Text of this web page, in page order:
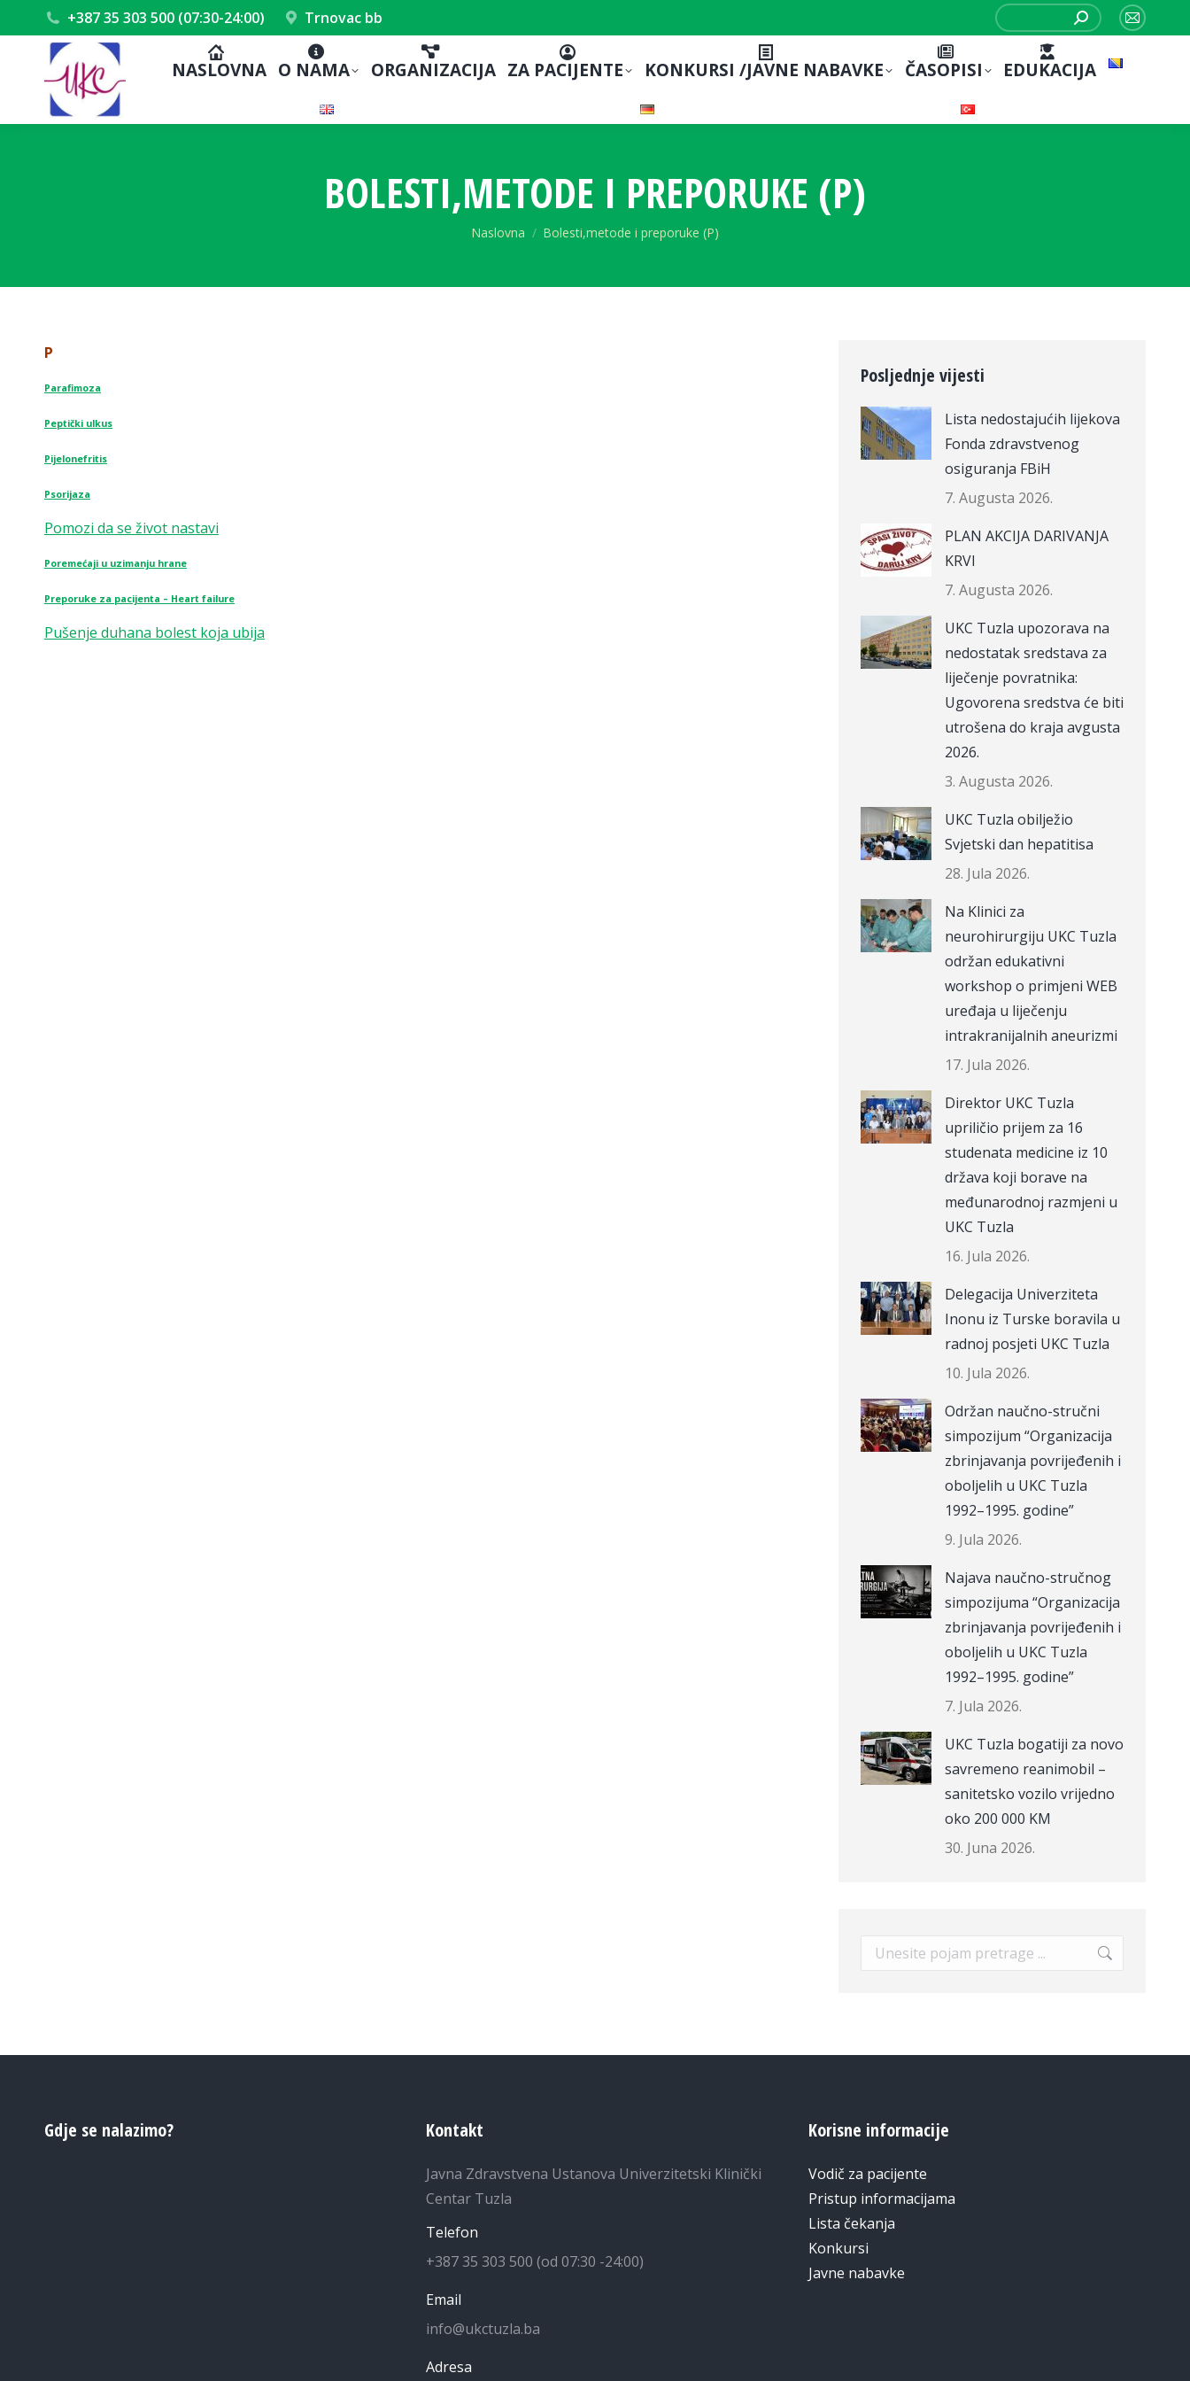
+387 35 303 500 (07:30-24:00) Trnovac bb
Search:
Mail
NASLOVNA O NAMA ORGANIZACIJA ZA PACIJENTE KONKURSI /JAVNE NABAVKE ČASOPISI EDUKACIJA
BOLESTI,METODE I PREPORUKE (P)
You are here:
Naslovna Bolesti,metode i preporuke (P)
P
Parafimoza
Peptički ulkus
Pijelonefritis
Psorijaza
Pomozi da se život nastavi
Poremećaji u uzimanju hrane
Preporuke za pacijenta – Heart failure
Pušenje duhana bolest koja ubija
Posljednje vijesti
Lista nedostajućih lijekova
Fonda zdravstvenog
osiguranja FBiH
7. Augusta 2026.
PLAN AKCIJA DARIVANJA
KRVI
7. Augusta 2026.
UKC Tuzla upozorava na
nedostatak sredstava za
liječenje povratnika:
Ugovorena sredstva će biti
utrošena do kraja avgusta
2026.
3. Augusta 2026.
UKC Tuzla obilježio
Svjetski dan hepatitisa
28. Jula 2026.
Na Klinici za
neurohirurgiju UKC Tuzla
održan edukativni
workshop o primjeni WEB
uređaja u liječenju
intrakranijalnih aneurizmi
17. Jula 2026.
Direktor UKC Tuzla
upriličio prijem za 16
studenata medicine iz 10
država koji borave na
međunarodnoj razmjeni u
UKC Tuzla
16. Jula 2026.
Delegacija Univerziteta
Inonu iz Turske boravila u
radnoj posjeti UKC Tuzla
10. Jula 2026.
Održan naučno-stručni
simpozijum “Organizacija
zbrinjavanja povrijeđenih i
oboljelih u UKC Tuzla
1992–1995. godine”
9. Jula 2026.
Najava naučno-stručnog
simpozijuma “Organizacija
zbrinjavanja povrijeđenih i
oboljelih u UKC Tuzla
1992–1995. godine”
7. Jula 2026.
UKC Tuzla bogatiji za novo
savremeno reanimobil –
sanitetsko vozilo vrijedno
oko 200 000 KM
30. Juna 2026.
Search:
Gdje se nalazimo? Kontakt
Javna Zdravstvena Ustanova Univerzitetski Klinički
Centar Tuzla
Telefon
+387 35 303 500 (od 07:30 -24:00)
Email
info@ukctuzla.ba
Adresa
Korisne informacije
Vodič za pacijente
Pristup informacijama
Lista čekanja
Konkursi
Javne nabavke